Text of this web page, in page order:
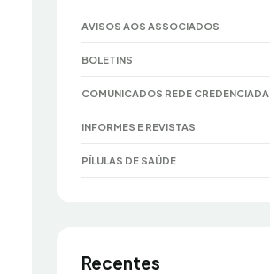
AVISOS AOS ASSOCIADOS
BOLETINS
COMUNICADOS REDE CREDENCIADA
INFORMES E REVISTAS
PÍLULAS DE SAÚDE
Recentes